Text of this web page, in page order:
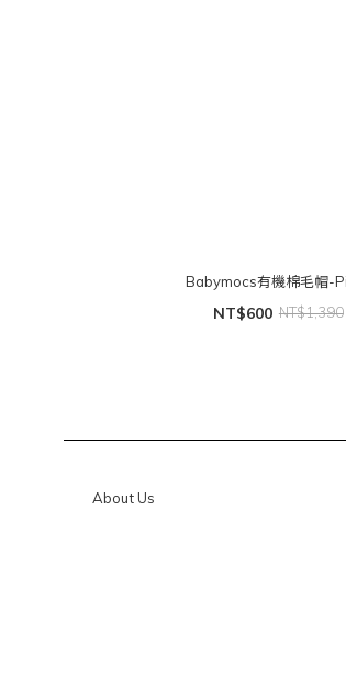
Babymocs有機棉毛帽-
NT$600 NT$1,390
About Us